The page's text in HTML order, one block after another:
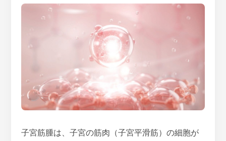
子宮筋腫は、子宮の筋肉（子宮平滑筋）の細胞が